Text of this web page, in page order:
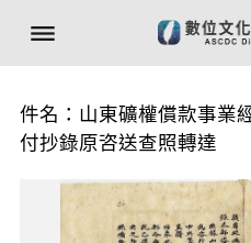
件名：山東礦權償款事業
付抄錄原咨送查照轉達